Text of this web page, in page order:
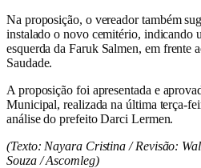
Na proposição, o vereador também
instalado o novo cemitério, indicando
esquerda da Faruk Salmen, em frente
Saudade.
A proposição foi apresentada e
Municipal, realizada na última terça-
análise do prefeito Darci Lermen.
(Texto: Nayara Cristina / Revisão:
Souza / Ascomleg)